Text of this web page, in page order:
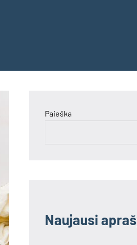
Paieška
Naujausi